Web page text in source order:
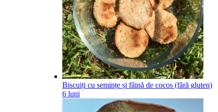
Biscuiți cu semințe și făină de cocos (fără gluten)
6 luni